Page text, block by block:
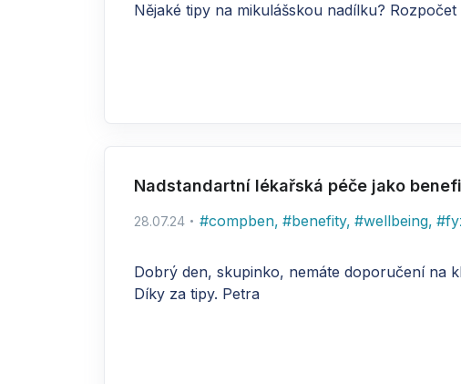
Nějaké tipy na mikulášskou nadílku?
Nadstandartní lékařská péče jako
28.07.24 #compben, #benefity, #wellbeing, #
Dobrý den, skupinko, nemáte doporučení na
Díky za tipy. Petra